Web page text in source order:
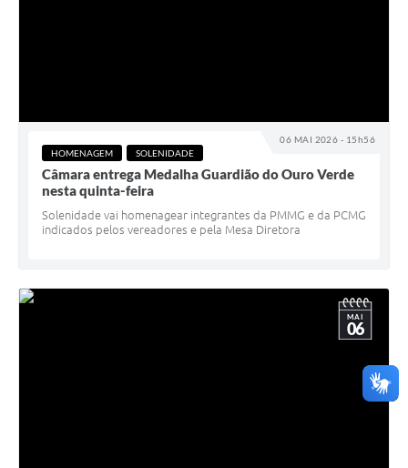
06 MAI 2026 - 15h56
HOMENAGEM
SOLENIDADE
Câmara entrega Medalha Guardião do Ouro Verde
nesta quinta-feira
Solenidade vai homenagear integrantes da PMMG e da PCMG
indicados pelos vereadores e pela Mesa Diretora
MAI
06